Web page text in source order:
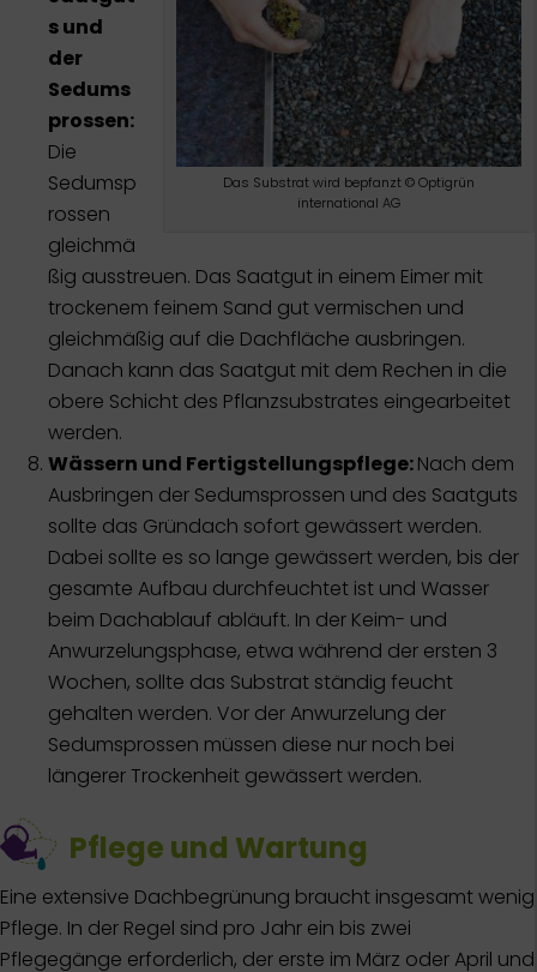
Das Substrat wird bepfanzt © Optigrün
international AG
s und
der
Sedums
prossen:
Die
Sedumsp
rossen
gleichmä
ßig ausstreuen. Das Saatgut in einem Eimer mit
trockenem feinem Sand gut vermischen und
gleichmäßig auf die Dachfläche ausbringen.
Danach kann das Saatgut mit dem Rechen in die
obere Schicht des Pflanzsubstrates eingearbeitet
werden.
Wässern und Fertigstellungspflege:Nach dem
Ausbringen der Sedumsprossen und des Saatguts
sollte das Gründach sofort gewässert werden.
Dabei sollte es so lange gewässert werden, bis der
gesamte Aufbau durchfeuchtet ist und Wasser
beim Dachablauf abläuft. In der Keim- und
Anwurzelungsphase, etwa während der ersten 3
Wochen, sollte das Substrat ständig feucht
gehalten werden. Vor der Anwurzelung der
Sedumsprossen müssen diese nur noch bei
längerer Trockenheit gewässert werden.
Pflege und Wartung
Eine extensive Dachbegrünung braucht insgesamt wenig
Pflege. In der Regel sind pro Jahr ein bis zwei
Pflegegänge erforderlich, der erste im März oder April und